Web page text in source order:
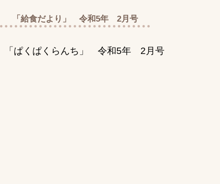
「給食だより」 令和5年 2月号
「ぱくぱくらんち」 令和5年 2月号